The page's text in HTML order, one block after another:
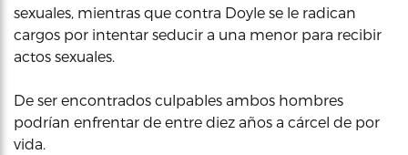
sexuales, mientras que contra Doyle se le radican
cargos por intentar seducir a una menor para recibir
actos sexuales.
De ser encontrados culpables ambos hombres
podrían enfrentar de entre diez años a cárcel de por
vida.